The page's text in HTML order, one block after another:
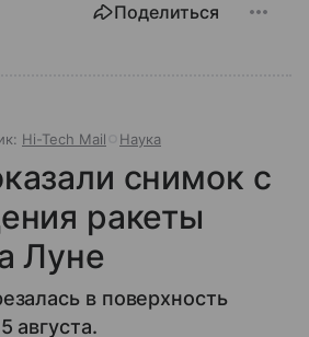
Поделиться
Hi-Tech Mail Наука
снимок с
ракеты
Луне
в поверхность
августа.